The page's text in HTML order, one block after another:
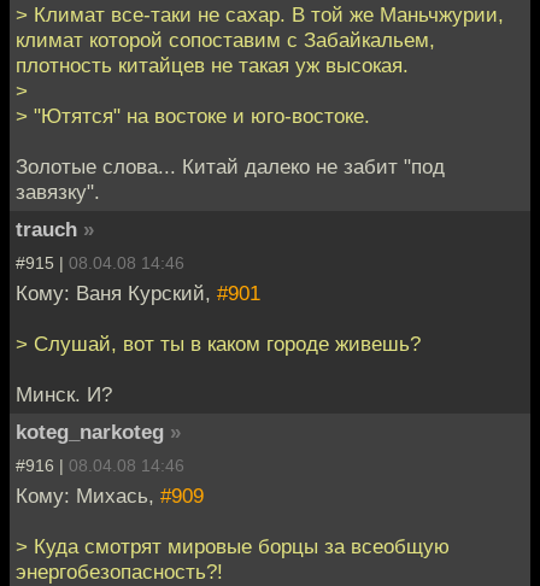
> Климат все-таки не сахар. В той же Маньчжурии,
климат которой сопоставим с Забайкальем,
плотность китайцев не такая уж высокая.
>
> "Ютятся" на востоке и юго-востоке.
Золотые слова... Китай далеко не забит "под
завязку".
trauch »
#915 | 08.04.08 14:46
Кому: Ваня Курский, #901
> Слушай, вот ты в каком городе живешь?
Минск. И?
koteg_narkoteg »
#916 | 08.04.08 14:46
Кому: Михась, #909
> Куда смотрят мировые борцы за всеобщую
энергобезопасность?!